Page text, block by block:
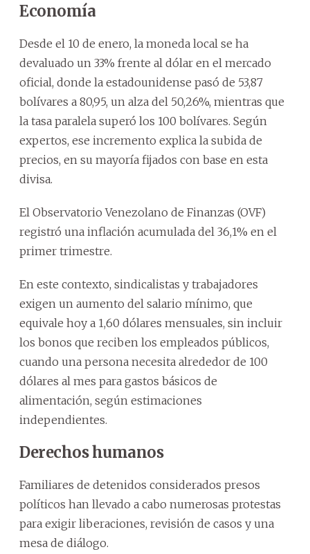
Economía
Desde el 10 de enero, la moneda local se ha
devaluado un 33% frente al dólar en el mercado
oficial, donde la estadounidense pasó de 53,87
bolívares a 80,95, un alza del 50,26%, mientras que
la tasa paralela superó los 100 bolívares. Según
expertos, ese incremento explica la subida de
precios, en su mayoría fijados con base en esta
divisa.
El Observatorio Venezolano de Finanzas (OVF)
registró una inflación acumulada del 36,1% en el
primer trimestre.
En este contexto, sindicalistas y trabajadores
exigen un aumento del salario mínimo, que
equivale hoy a 1,60 dólares mensuales, sin incluir
los bonos que reciben los empleados públicos,
cuando una persona necesita alrededor de 100
dólares al mes para gastos básicos de
alimentación, según estimaciones
independientes.
Derechos humanos
Familiares de detenidos considerados presos
políticos han llevado a cabo numerosas protestas
para exigir liberaciones, revisión de casos y una
mesa de diálogo.